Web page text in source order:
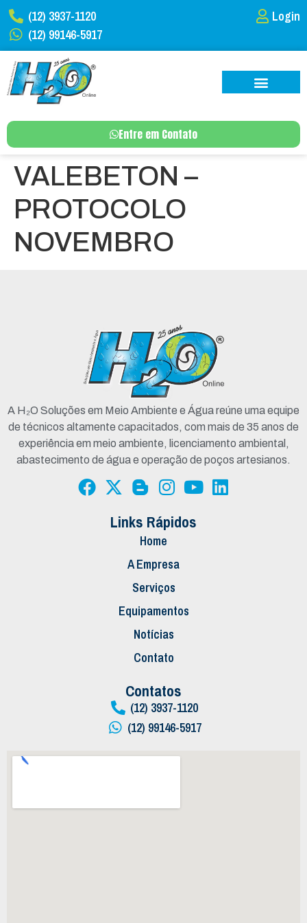
(12) 3937-1120
(12) 99146-5917
Login
Entre em Contato
VALEBETON –
PROTOCOLO
NOVEMBRO
A H₂O Soluções em Meio Ambiente e Água reúne uma equipe
de técnicos altamente capacitados, com mais de 35 anos de
experiência em meio ambiente, licenciamento ambiental,
abastecimento de água e operação de poços artesianos.
Links Rápidos
Home
A Empresa
Serviços
Equipamentos
Notícias
Contato
Contatos
(12) 3937-1120
(12) 99146-5917